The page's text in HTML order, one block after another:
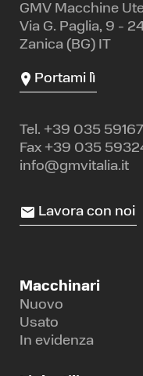
GMV Macchine
Via G. Paglia, 9 -
Zanica (BG) IT
Portami lì
Tel. +39 035
Fax +39 035
info@gmvitalia.it
Lavora con noi
Macchinari
Nuovo
Usato
In evidenza